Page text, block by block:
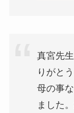
真宮先
りがと
母の事
ました